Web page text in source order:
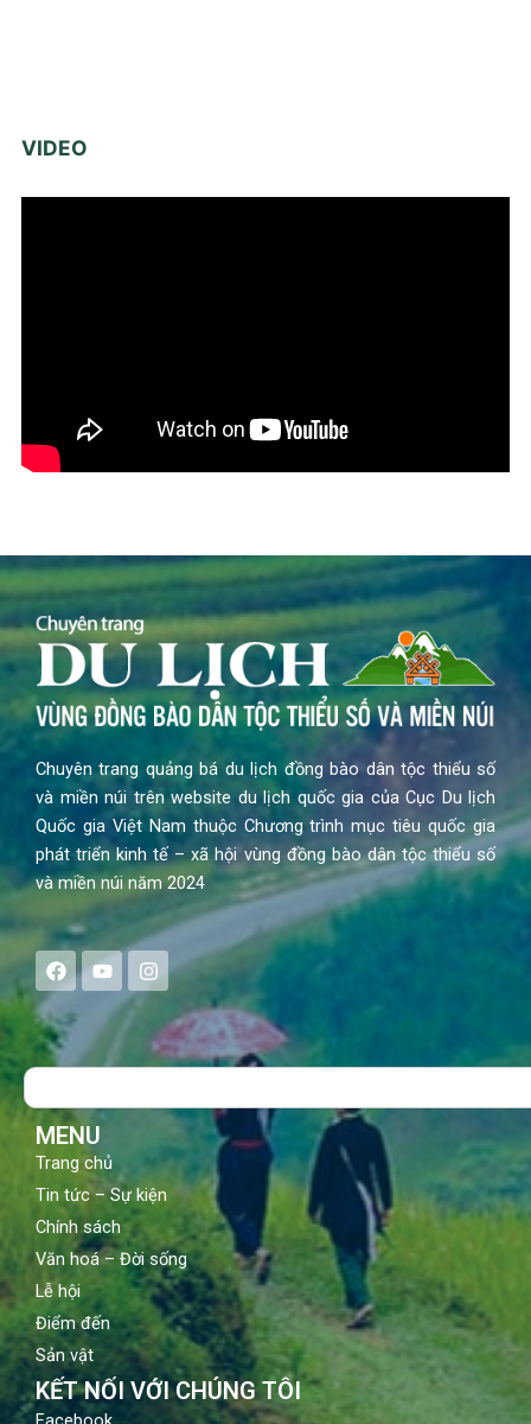
VIDEO
Chuyên trang quảng bá du lịch đồng bào dân tộc thiểu số
và miền núi trên website du lịch quốc gia của Cục Du lịch
Quốc gia Việt Nam thuộc Chương trình mục tiêu quốc gia
phát triển kinh tế – xã hội vùng đồng bào dân tộc thiểu số
và miền núi năm 2024
F
a
e
b
o
Y
o
t
b
I
n
s
a
g
Search
MENU
Trang chủ
Tin tức – Sự kiện
Chính sách
Văn hoá – Đời sống
Lễ hội
Điểm đến
Sản vật
KẾT NỐI VỚI CHÚNG TÔI